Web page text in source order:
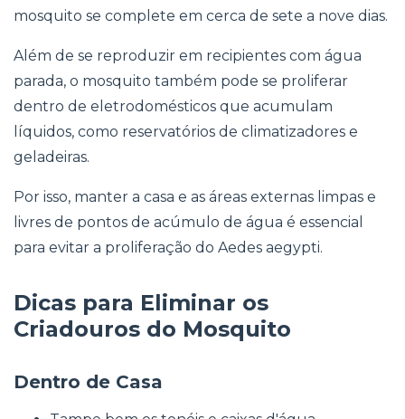
mosquito se complete em cerca de sete a nove dias.
Além de se reproduzir em recipientes com água
parada, o mosquito também pode se proliferar
dentro de eletrodomésticos que acumulam
líquidos, como reservatórios de climatizadores e
geladeiras.
Por isso, manter a casa e as áreas externas limpas e
livres de pontos de acúmulo de água é essencial
para evitar a proliferação do Aedes aegypti.
Dicas para Eliminar os
Criadouros do Mosquito
Dentro de Casa